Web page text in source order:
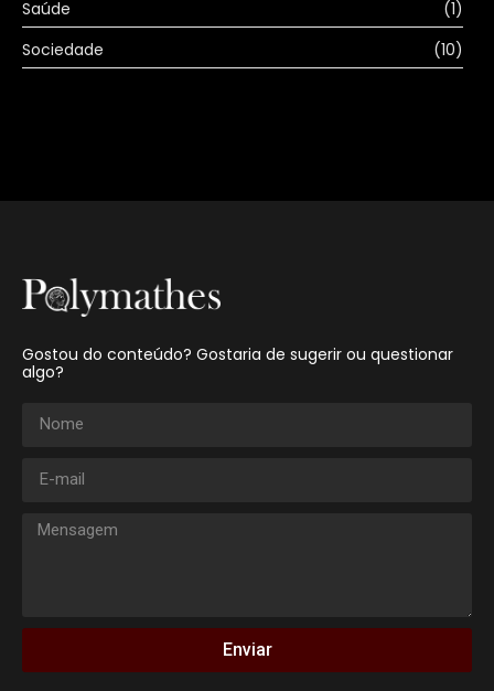
Saúde
(1)
Sociedade
(10)
Gostou do conteúdo? Gostaria de sugerir ou questionar
algo?
Enviar